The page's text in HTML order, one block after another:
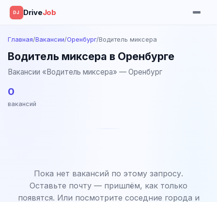
DJ DriveJob
Главная/Вакансии/Оренбург/Водитель миксера
Водитель миксера в Оренбурге
Вакансии «Водитель миксера» — Оренбург
0
вакансий
Пока нет вакансий по этому запросу.
Оставьте почту — пришлём, как только
появятся. Или посмотрите соседние города и